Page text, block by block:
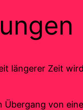
längerer Zeit
Übergang von